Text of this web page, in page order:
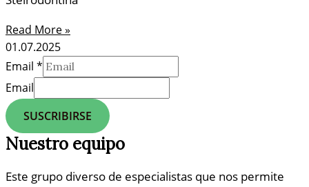
Read More »
01.07.2025
Email *
Email
SUSCRIBIRSE
Nuestro equipo
Este grupo diverso de especialistas que nos permite